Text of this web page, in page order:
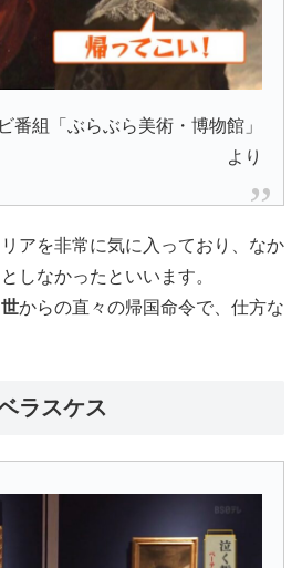
番組「ぶらぶら美術・博物館」
より
アを非常に気に入っており、なか
しなかったといいます。
からの直々の帰国命令で、仕方な
ラスケス